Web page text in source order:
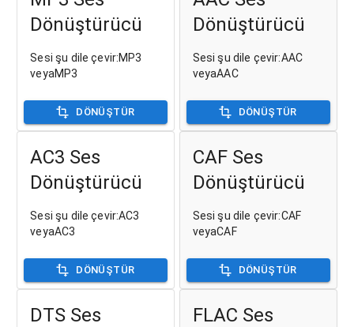
Dönüştürücü
Sesi şu dile çevir:MP3
veyaMP3
DÖNÜŞTÜR
Dönüştürücü
Sesi şu dile çevir:AAC
veyaAAC
DÖNÜŞTÜR
AC3 Ses
Dönüştürücü
Sesi şu dile çevir:AC3
veyaAC3
DÖNÜŞTÜR
CAF Ses
Dönüştürücü
Sesi şu dile çevir:CAF
veyaCAF
DÖNÜŞTÜR
DTS Ses
FLAC Ses